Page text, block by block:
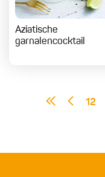
Aziatische
garnalencocktail
12